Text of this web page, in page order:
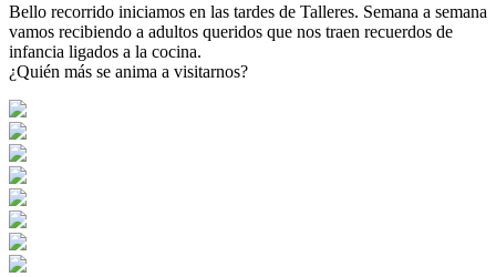
Bello recorrido iniciamos en las tardes de Talleres. Semana a semana
vamos recibiendo a adultos queridos que nos traen recuerdos de
infancia ligados a la cocina.
¿Quién más se anima a visitarnos?